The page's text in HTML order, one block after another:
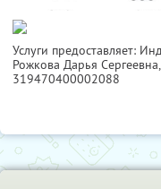
Услуги предоставляет:
Рожкова Дарья Сергеевна,
319470400002088